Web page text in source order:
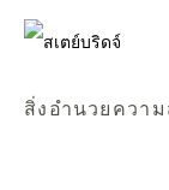
สิ่งอำนวยควา